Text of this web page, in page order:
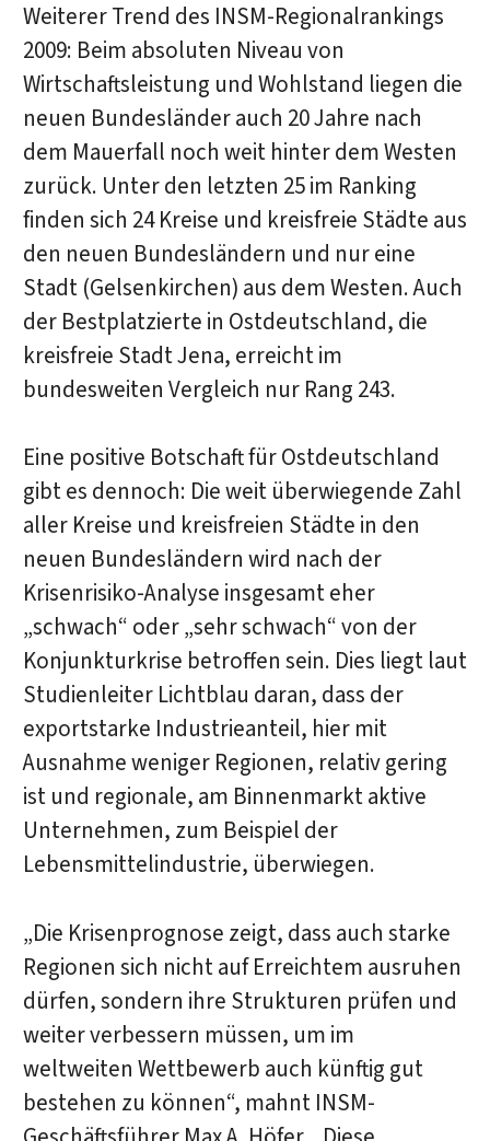
Weiterer Trend des INSM-Regionalrankings
2009: Beim absoluten Niveau von
Wirtschaftsleistung und Wohlstand liegen die
neuen Bundesländer auch 20 Jahre nach
dem Mauerfall noch weit hinter dem Westen
zurück. Unter den letzten 25 im Ranking
finden sich 24 Kreise und kreisfreie Städte aus
den neuen Bundesländern und nur eine
Stadt (Gelsenkirchen) aus dem Westen. Auch
der Bestplatzierte in Ostdeutschland, die
kreisfreie Stadt Jena, erreicht im
bundesweiten Vergleich nur Rang 243.
Eine positive Botschaft für Ostdeutschland
gibt es dennoch: Die weit überwiegende Zahl
aller Kreise und kreisfreien Städte in den
neuen Bundesländern wird nach der
Krisenrisiko-Analyse insgesamt eher
„schwach“ oder „sehr schwach“ von der
Konjunkturkrise betroffen sein. Dies liegt laut
Studienleiter Lichtblau daran, dass der
exportstarke Industrieanteil, hier mit
Ausnahme weniger Regionen, relativ gering
ist und regionale, am Binnenmarkt aktive
Unternehmen, zum Beispiel der
Lebensmittelindustrie, überwiegen.
„Die Krisenprognose zeigt, dass auch starke
Regionen sich nicht auf Erreichtem ausruhen
dürfen, sondern ihre Strukturen prüfen und
weiter verbessern müssen, um im
weltweiten Wettbewerb auch künftig gut
bestehen zu können“, mahnt INSM-